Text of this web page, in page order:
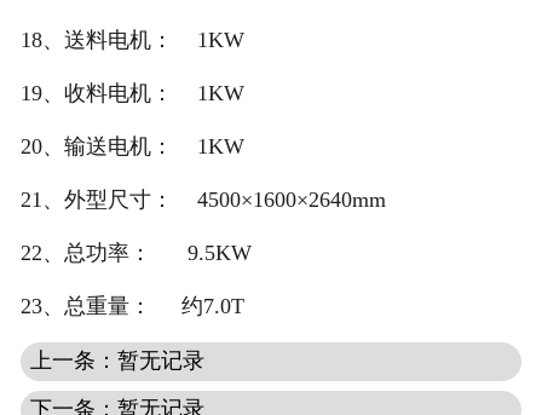
18、送料电机： 1KW
19、收料电机： 1KW
20、输送电机： 1KW
21、外型尺寸： 4500×1600×2640mm
22、总功率： 9.5KW
23、总重量： 约7.0T
上一条：暂无记录
下一条：暂无记录